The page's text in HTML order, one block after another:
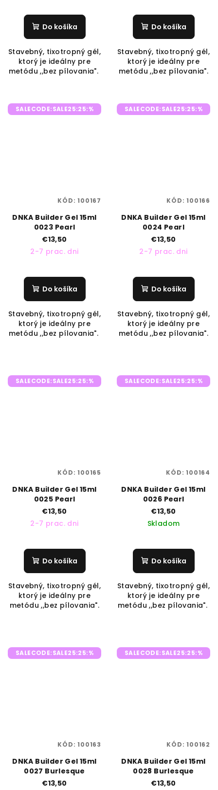
Do košíka
Stavebný, tixotropný gél,
ktorý je ideálny pre
metódu ,,bez pílovania".
Do košíka
Stavebný, tixotropný gél,
ktorý je ideálny pre
metódu ,,bez pílovania".
SALECODE:SALE25:25:%
DNKA Builder Gel 15ml
0023 Pearl
€13,50
2-7 prac. dni
Do košíka
Stavebný, tixotropný gél,
ktorý je ideálny pre
metódu ,,bez pílovania".
KÓD:100167
SALECODE:SALE25:25:%
DNKA Builder Gel 15ml
0024 Pearl
€13,50
2-7 prac. dni
Do košíka
Stavebný, tixotropný gél,
ktorý je ideálny pre
metódu ,,bez pílovania".
KÓD:100166
SALECODE:SALE25:25:%
DNKA Builder Gel 15ml
0025 Pearl
€13,50
2-7 prac. dni
Do košíka
Stavebný, tixotropný gél,
ktorý je ideálny pre
metódu ,,bez pílovania".
KÓD:100165
SALECODE:SALE25:25:%
DNKA Builder Gel 15ml
0026 Pearl
€13,50
Skladom
Do košíka
Stavebný, tixotropný gél,
ktorý je ideálny pre
metódu ,,bez pílovania".
KÓD:100164
SALECODE:SALE25:25:%
DNKA Builder Gel 15ml
0027 Burlesque
€13,50
KÓD:100163
SALECODE:SALE25:25:%
DNKA Builder Gel 15ml
0028 Burlesque
€13,50
KÓD:100162